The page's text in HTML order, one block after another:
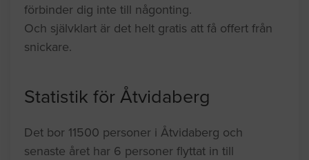
förbinder dig inte till någonting.
Och självklart är det helt gratis att få offert från
snickare.
Statistik för Åtvidaberg
Det bor 11500 personer i Åtvidaberg och
senaste året har 6 personer flyttat in till